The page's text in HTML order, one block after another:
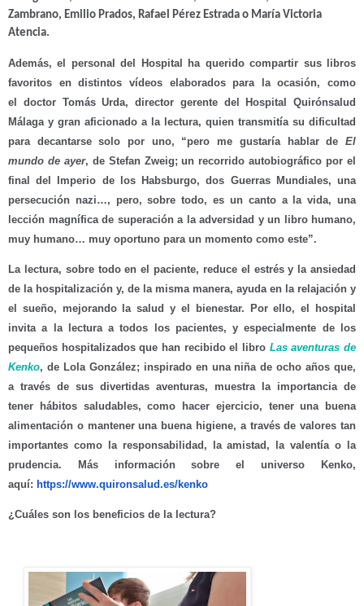
Zambrano, Emilio Prados, Rafael Pérez Estrada o María Victoria
Atencia.
Además, el personal del Hospital ha querido compartir sus libros
favoritos en distintos vídeos elaborados para la ocasión, como
el doctor Tomás Urda, director gerente del Hospital Quirónsalud
Málaga y gran aficionado a la lectura, quien transmitía su dificultad
para decantarse solo por uno, “pero me gustaría hablar de El
mundo de ayer, de Stefan Zweig; un recorrido autobiográfico por el
final del Imperio de los Habsburgo, dos Guerras Mundiales, una
persecución nazi…, pero, sobre todo, es un canto a la vida, una
lección magnífica de superación a la adversidad y un libro humano,
muy humano… muy oportuno para un momento como este”.
La lectura, sobre todo en el paciente, reduce el estrés y la ansiedad
de la hospitalización y, de la misma manera, ayuda en la relajación y
el sueño, mejorando la salud y el bienestar. Por ello, el hospital
invita a la lectura a todos los pacientes, y especialmente de los
pequeños hospitalizados que han recibido el libro Las aventuras de
Kenko, de Lola González; inspirado en una niña de ocho años que,
a través de sus divertidas aventuras, muestra la importancia de
tener hábitos saludables, como hacer ejercicio, tener una buena
alimentación o mantener una buena higiene, a través de valores tan
importantes como la responsabilidad, la amistad, la valentía o la
prudencia. Más información sobre el universo Kenko,
aquí: https://www.quironsalud.es/kenko
¿Cuáles son los beneficios de la lectura?